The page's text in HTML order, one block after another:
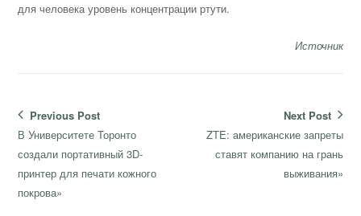
для человека уровень концентрации ртути.
Источник
Навигация
по
записям
Previous Post
Previous
post:
В Университете Торонто
создали портативный 3D-
принтер для печати кожного
покрова»
Next Post
Next
post:
ZTE: американские запреты
ставят компанию на грань
выживания»